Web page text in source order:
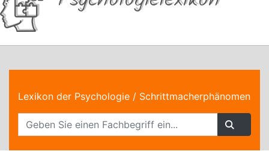
Lexikon der Psychologie / Schrittmacherphänomen